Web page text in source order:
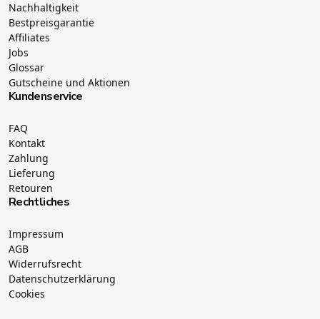
Nachhaltigkeit
Bestpreisgarantie
Affiliates
Jobs
Glossar
Gutscheine und Aktionen
Kundenservice
FAQ
Kontakt
Zahlung
Lieferung
Retouren
Rechtliches
Impressum
AGB
Widerrufsrecht
Datenschutzerklärung
Cookies